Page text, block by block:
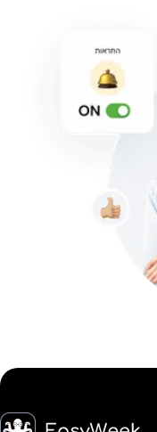
דף הבית